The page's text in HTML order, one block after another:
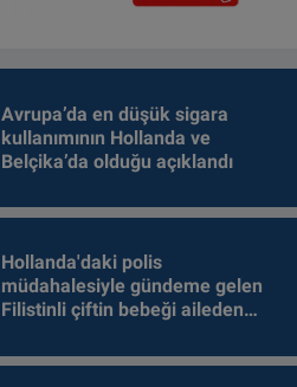
Avrupa’da en düşük sigara
kullanımının Hollanda ve
Belçika’da olduğu açıklandı
Hollanda'daki polis
müdahalesiyle gündeme gelen
Filistinli çiftin bebeği aileden